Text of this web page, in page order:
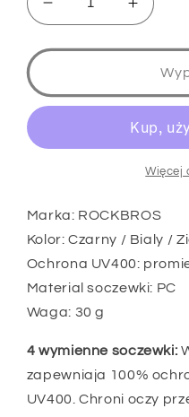
Zmniejsz
ilość
dla
10133
Okulary
z
soczewkami
Zwiększ
ilość
dla
10133
z
Więcej
Marka: ROCKBROS
Kolor: Czarny / Bialy /
Ochrona UV400:
Material soczewki: PC
Waga: 30 g
4 wymienne soczewki:
zapewniaja 100%
UV400. Chroni oczy